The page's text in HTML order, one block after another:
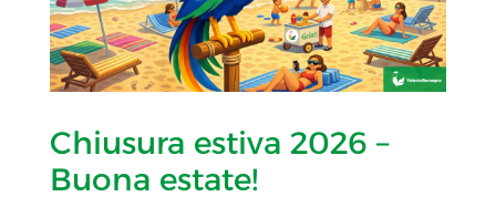
Chiusura estiva 2026 –
Buona estate!